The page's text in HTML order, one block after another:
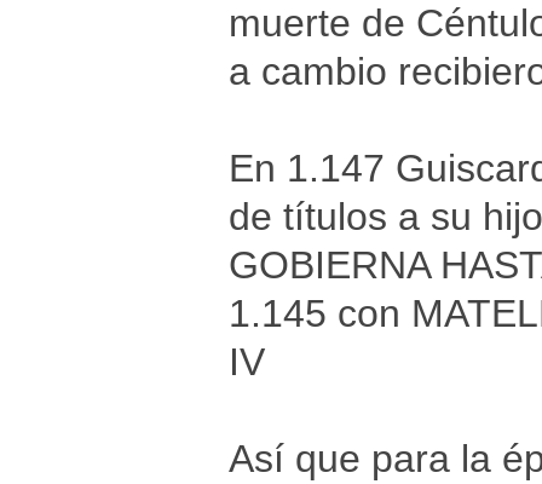
muerte de
a cambio
En 1.147
de títulos a su
GOBIERNA
1.145 con
IV
Así que para la